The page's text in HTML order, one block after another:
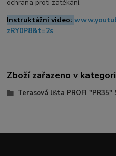
ochrana proti zatékání.
Instruktážní video:
zRY0P8&t=2s
Zboží zařazeno v
Terasová lišta PROFI "PR35"